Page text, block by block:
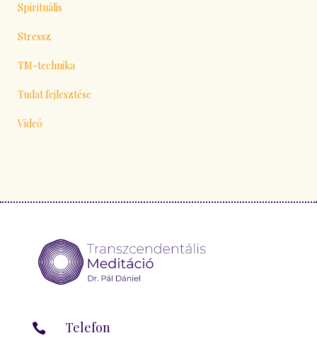
Spirituális
Stressz
TM-technika
Tudat fejlesztése
Videó
 Telefon